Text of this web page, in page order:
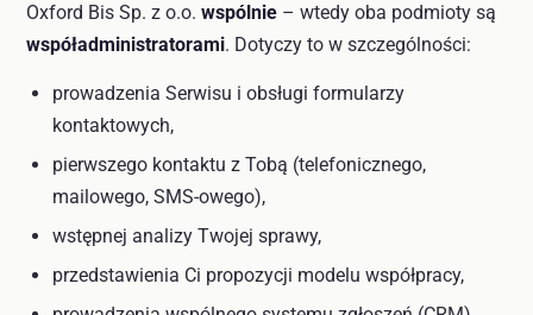
Oxford Bis Sp. z o.o. wspólnie – wtedy oba podmioty są
współadministratorami. Dotyczy to w szczególności:
prowadzenia Serwisu i obsługi formularzy
kontaktowych,
pierwszego kontaktu z Tobą (telefonicznego,
mailowego, SMS-owego),
wstępnej analizy Twojej sprawy,
przedstawienia Ci propozycji modelu współpracy,